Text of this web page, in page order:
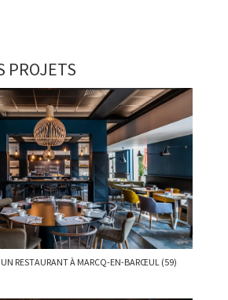
PROJETS
RESTAURANT À MARCQ-EN-BARŒUL (59)